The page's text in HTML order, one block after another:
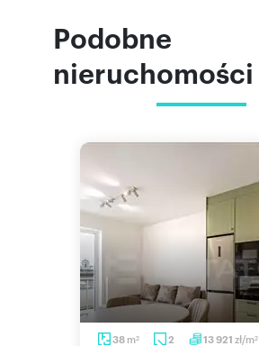
Podobne
nieruchomości
38 m2 2 13 921 zł/m2